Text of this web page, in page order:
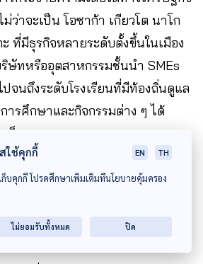
ว่าจะเป็น โอซาก้า เกียวโต นาโก
ที่มีธุรกิจหลายระดับตั้งขึ้นในเมือง
ษัทหรืออุตสาหกรรมชั้นนำ SMEs
จนถึงระดับโรงเรียนที่มีท้องถิ่นดูแล
ารศึกษาและกิจกรรมต่าง ๆ ได้
ข็ง
บภารกิจ ไม่เท่ากับ
”
ใช้คุกกี้ EN TH
ก็บคุกกี้ โปรดศึกษาเพิ่มเติมที่นโยบายคุ้มครอง
ไม่ยอมรับทั้งหมด ปิด